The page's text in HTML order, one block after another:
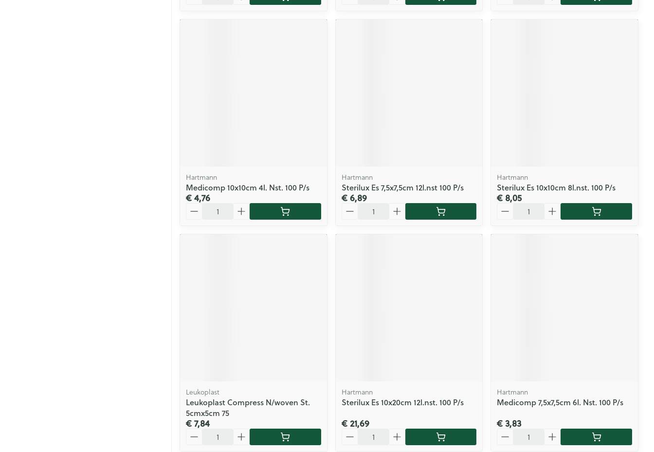
Hartmann
Medicomp 10x10cm 4l. Nst. 100 P/s
€ 4,76
Hartmann
Sterilux Es 7,5x7,5cm 12l.nst 100 P/s
€ 6,89
Hartmann
Sterilux Es 10x10cm 8l.nst. 100 P/s
€ 8,05
Leukoplast
Leukoplast Compress N/woven St.
5cmx5cm 75
€ 7,84
Hartmann
Sterilux Es 10x20cm 12l.nst. 100 P/s
€ 21,69
Hartmann
Medicomp 7,5x7,5cm 6l. Nst. 100 P/s
€ 3,83